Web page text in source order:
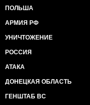
ПОЛЬША
АРМИЯ РФ
УНИЧТОЖЕНИЕ
РОССИЯ
АТАКА
ДОНЕЦКАЯ ОБЛАСТЬ
ГЕНШТАБ ВС